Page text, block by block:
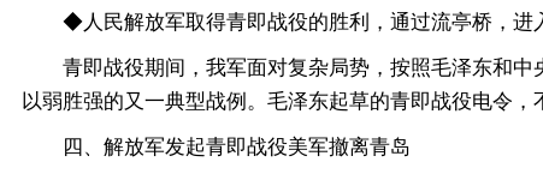
◆人民解放军取得青即战役的胜利，通过流亭桥，进
青即战役期间，我军面对复杂局势，按照毛泽东和中
以弱胜强的又一典型战例。毛泽东起草的青即战役电令
四、解放军发起青即战役美军撤离青岛